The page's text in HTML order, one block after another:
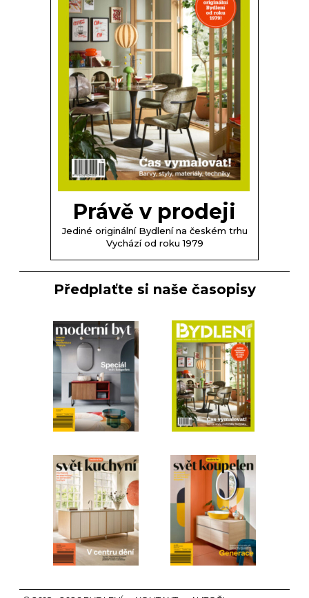
Právě v prodeji
Jediné originální Bydlení na českém trhu
Vychází od roku 1979
Předplaťte si naše časopisy